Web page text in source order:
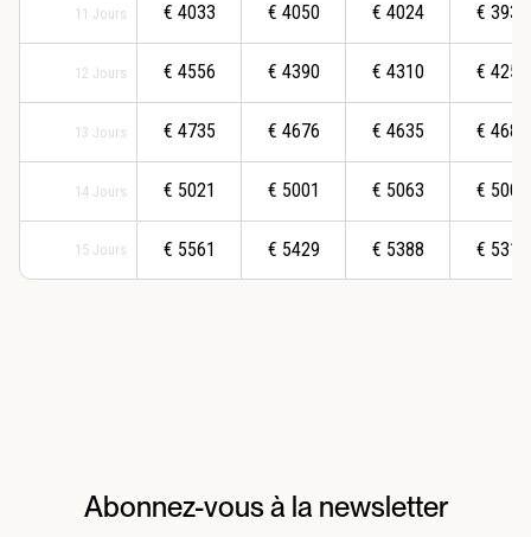
11 Jours
12 Jours
13 Jours
14 Jours
15 Jours
€ 4033
€ 4556
€ 4735
€ 5021
€ 5561
€ 4050
€ 4390
€ 4676
€ 5001
€ 5429
€ 4024
€ 4310
€ 4635
€ 5063
€ 5388
€ 3931
€ 4256
€ 4684
€ 5008
€ 5311
Abonnez-vous à la newsletter